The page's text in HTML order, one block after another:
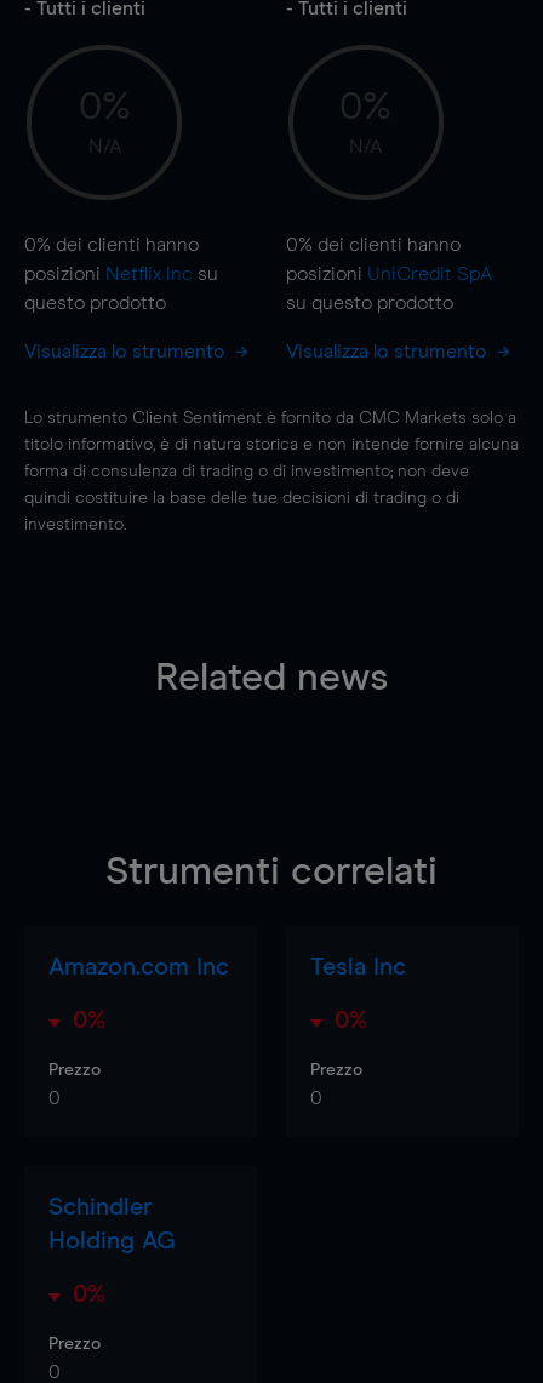
- Tutti i clienti
0%
N/A
0% dei clienti hanno
posizioni Netflix Inc su
questo prodotto
Visualizza lo strumento
- Tutti i clienti
0%
N/A
0% dei clienti hanno
posizioni UniCredit SpA
su questo prodotto
Visualizza lo strumento
Lo strumento Client Sentiment è fornito da CMC Markets solo a
titolo informativo, è di natura storica e non intende fornire alcuna
forma di consulenza di trading o di investimento; non deve
quindi costituire la base delle tue decisioni di trading o di
investimento.
Related news
Strumenti correlati
Amazon.com Inc
0%
Prezzo
0
Tesla Inc
0%
Prezzo
0
Schindler
Holding AG
0%
Prezzo
0